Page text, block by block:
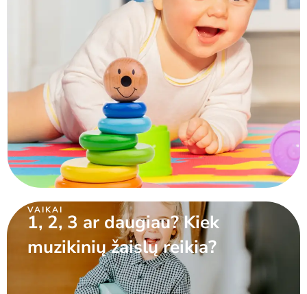
VAIKAI
1, 2, 3 ar daugiau? Kiek
muzikinių žaislų reikia?